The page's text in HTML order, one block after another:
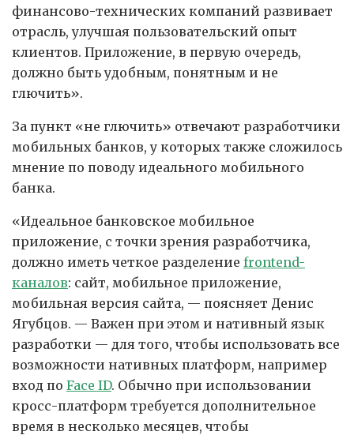
финансово-технических компаний развивает
отрасль, улучшая пользовательский опыт
клиентов. Приложение, в первую очередь,
должно быть удобным, понятным и не
глючить».
За пункт «не глючить» отвечают разработчики
мобильных банков, у которых также сложилось
мнение по поводу идеального мобильного
банка.
«Идеальное банковское мобильное
приложение, с точки зрения разработчика,
должно иметь четкое разделение frontend-
каналов: сайт, мобильное приложение,
мобильная версия сайта, — поясняет Денис
Ягубцов. — Важен при этом и нативный язык
разработки — для того, чтобы использовать все
возможности нативных платформ, например
вход по Face ID. Обычно при использовании
кросс-платформ требуется дополнительное
время в несколько месяцев, чтобы